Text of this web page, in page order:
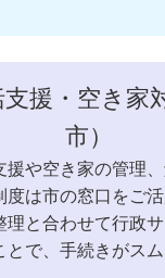
援・空き家
市）
援や空き家の管理
度は市の窓口をご
理と合わせて行政
とで、手続きがス